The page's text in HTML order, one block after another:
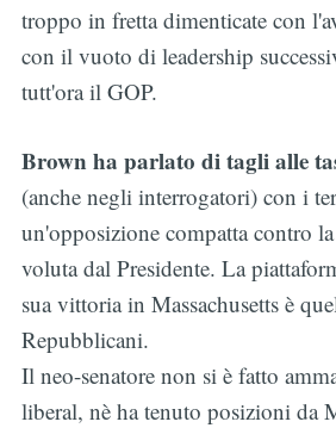
troppo in fretta dimenticate con
con il vuoto di leadership
tutt'ora il GOP.
Brown ha parlato di tagli alle
(anche negli interrogatori) con i
un'opposizione compatta contro
voluta dal Presidente. La
sua vittoria in Massachusetts è
Repubblicani.
Il neo-senatore non si è fatto
liberal, nè ha tenuto posizioni da